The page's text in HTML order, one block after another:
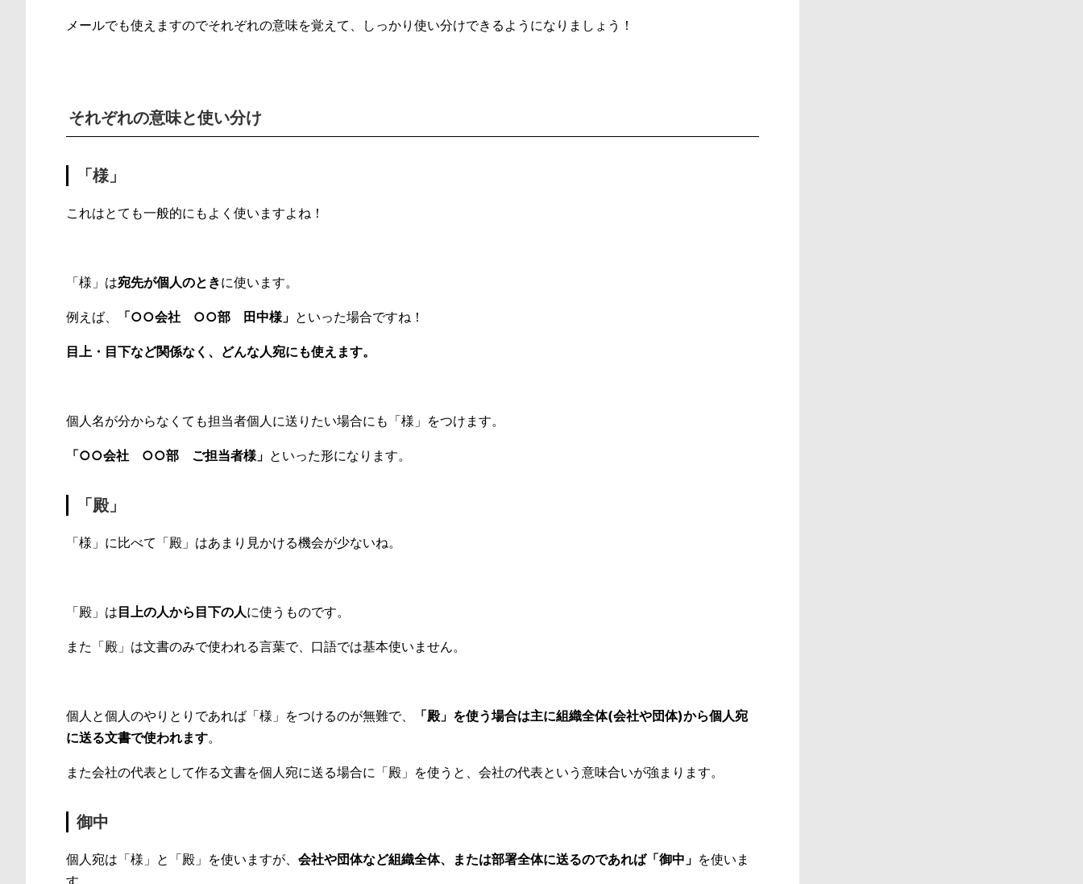
メールでも使えますのでそれぞれの意味を覚えて、しっかり使い分けできるようになりましょう！
それぞれの意味と使い分け
「様」
これはとても一般的にもよく使いますよね！
「様」は宛先が個人のときに使います。
例えば、 「○○会社 ○○部 田中様」 といった場合ですね！
目上・目下など関係なく、どんな人宛にも使えます。
個人名が分からなくても担当者個人に送りたい場合にも「様」をつけます。
「○○会社 ○○部 ご担当者様」 といった形になります。
「殿」
「様」に比べて「殿」はあまり見かける機会が少ないね。
「殿」は目上の人から目下の人に使うものです。
また「殿」は文書のみで使われる言葉で、口語では基本使いません。
個人と個人のやりとりであれば「様」をつけるのが無難で、
「殿」を使う場合は主に組織全体(会社や団体)から個人宛
に送る文書で使われます。
また会社の代表として作る文書を個人宛に送る場合に「殿」を使うと、会社の代表という意味合いが強まります。
御中
個人宛は「様」と「殿」を使いますが、 会社や団体など組織全体、または部署全体に送るのであれば「御中」 を使いま